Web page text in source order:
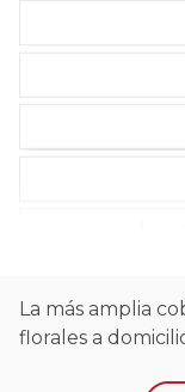
La más amplia
florales a